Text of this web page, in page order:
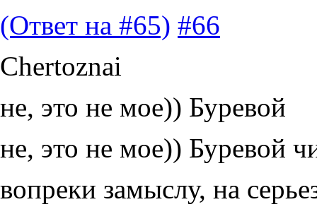
(Ответ на #65) #66
Chertoznai
не, это не мое)) Буревой
не, это не мое)) Буревой
вопреки замыслу, на